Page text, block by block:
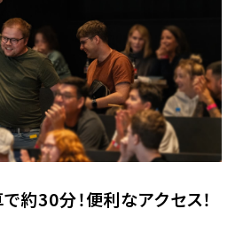
約30分！便利なアクセス！